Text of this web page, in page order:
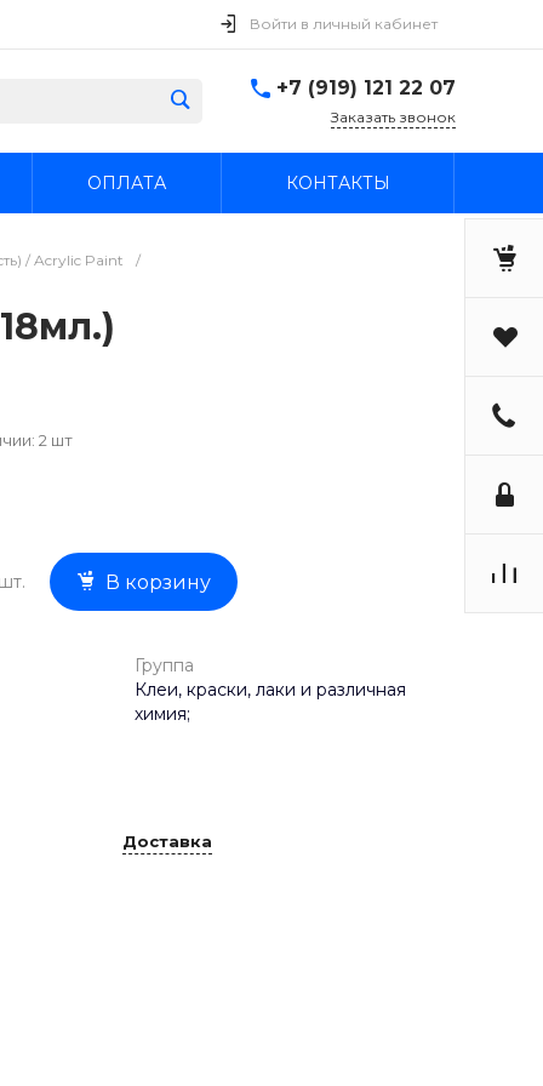
Войти в личный кабинет
+7 (919) 121 22 07
Заказать звонок
ОПЛАТА КОНТАКТЫ
/ Acrylic Paint
/
2 шт
шт. В корзину
Группа
Клеи, краски, лаки и различная
химия;
Доставка